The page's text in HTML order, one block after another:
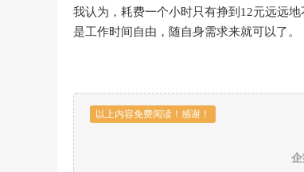
我认为，耗费一个小时只有挣到12元远远
是工作时间自由，随自身需求来就可以了。
以上内容免费阅读！感谢！